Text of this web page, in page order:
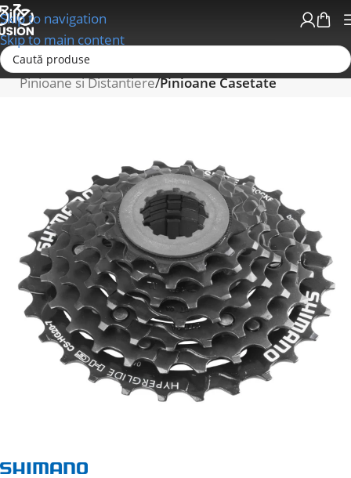
Skip to navigation
Skip to main content
Prima pagină
Pinioane si Distantiere Pinioane Casetate